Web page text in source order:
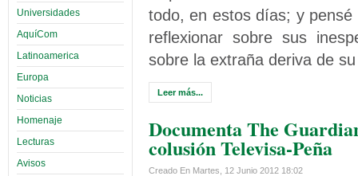
Universidades
AquíCom
Latinoamerica
Europa
Noticias
Homenaje
Lecturas
Avisos
todo, en estos días; y
reflexionar sobre sus
sobre la extraña deriva de
Leer más...
Documenta The
colusión Televisa-Peña
Creado En Martes, 12 Junio 2012 18:02